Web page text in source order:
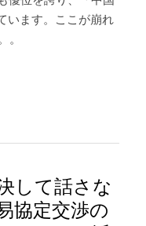
います。ここが崩れ
して話さな
協定交渉の